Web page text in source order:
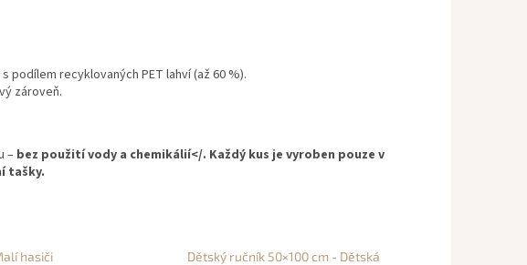
recyklovaných PET lahví (až 60 %).
zároveň.
– bez použití vody a chemikálií</. Každý kus je vyroben pouze v
tašky.
hasiči
Dětský ručník 50×100 cm - Dětská